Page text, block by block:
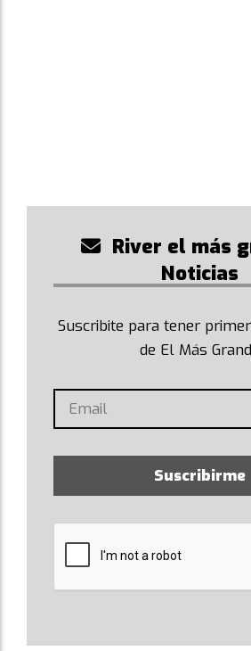
River el más
Noticias
Suscribite para tener
de El Más
Suscribirme